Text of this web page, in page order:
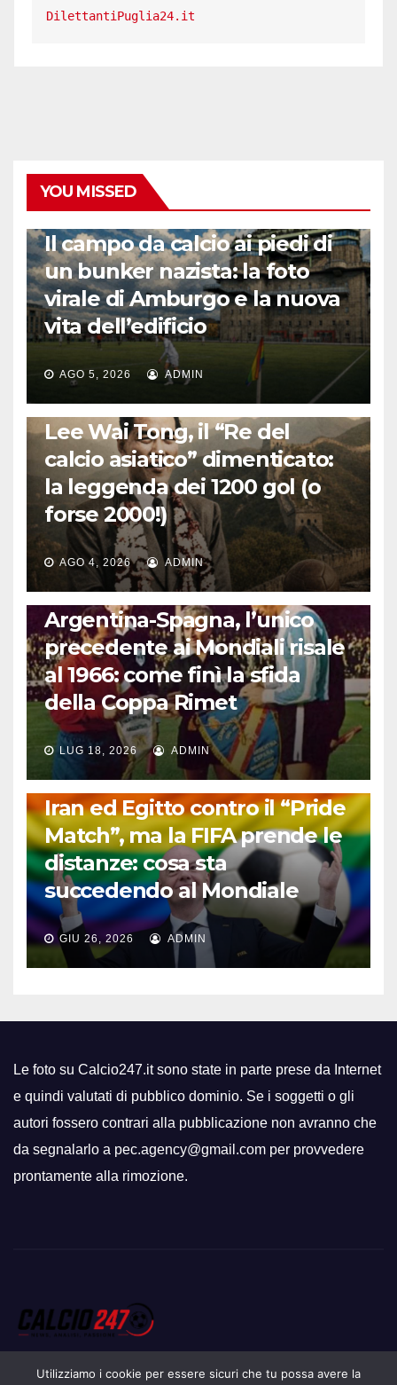
DilettantiPuglia24.it
YOU MISSED
Il campo da calcio ai piedi di
un bunker nazista: la foto
virale di Amburgo e la nuova
vita dell’edificio
AGO 5, 2026 ADMIN
LA STORIA DEL CALCIO
Lee Wai Tong, il “Re del
calcio asiatico” dimenticato:
la leggenda dei 1200 gol (o
forse 2000!)
AGO 4, 2026 ADMIN
CALCIO INTERNAZIONALE
Argentina-Spagna, l’unico
precedente ai Mondiali risale
al 1966: come finì la sfida
della Coppa Rimet
LUG 18, 2026 ADMIN
FUORI DAL CAMPO: CALCIO, GOSSIP E NON SOLO
Iran ed Egitto contro il “Pride
Match”, ma la FIFA prende le
distanze: cosa sta
succedendo al Mondiale
GIU 26, 2026 ADMIN
Le foto su Calcio247.it sono state in parte prese da Internet
e quindi valutati di pubblico dominio. Se i soggetti o gli
autori fossero contrari alla pubblicazione non avranno che
da segnalarlo a pec.agency@gmail.com per provvedere
prontamente alla rimozione.
Utilizziamo i cookie per essere sicuri che tu possa avere la